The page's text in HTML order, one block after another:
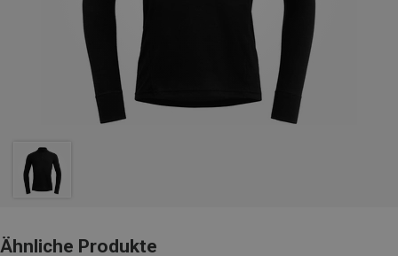
Ähnliche Produkte